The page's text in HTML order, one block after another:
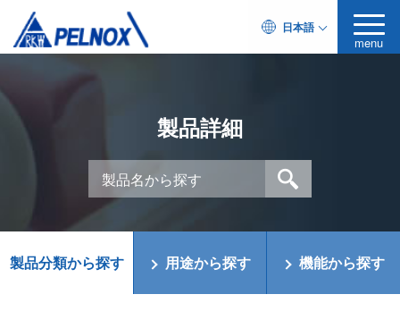
日本語
menu
製品詳細
製品分類から探す 用途から探す 機能から探す